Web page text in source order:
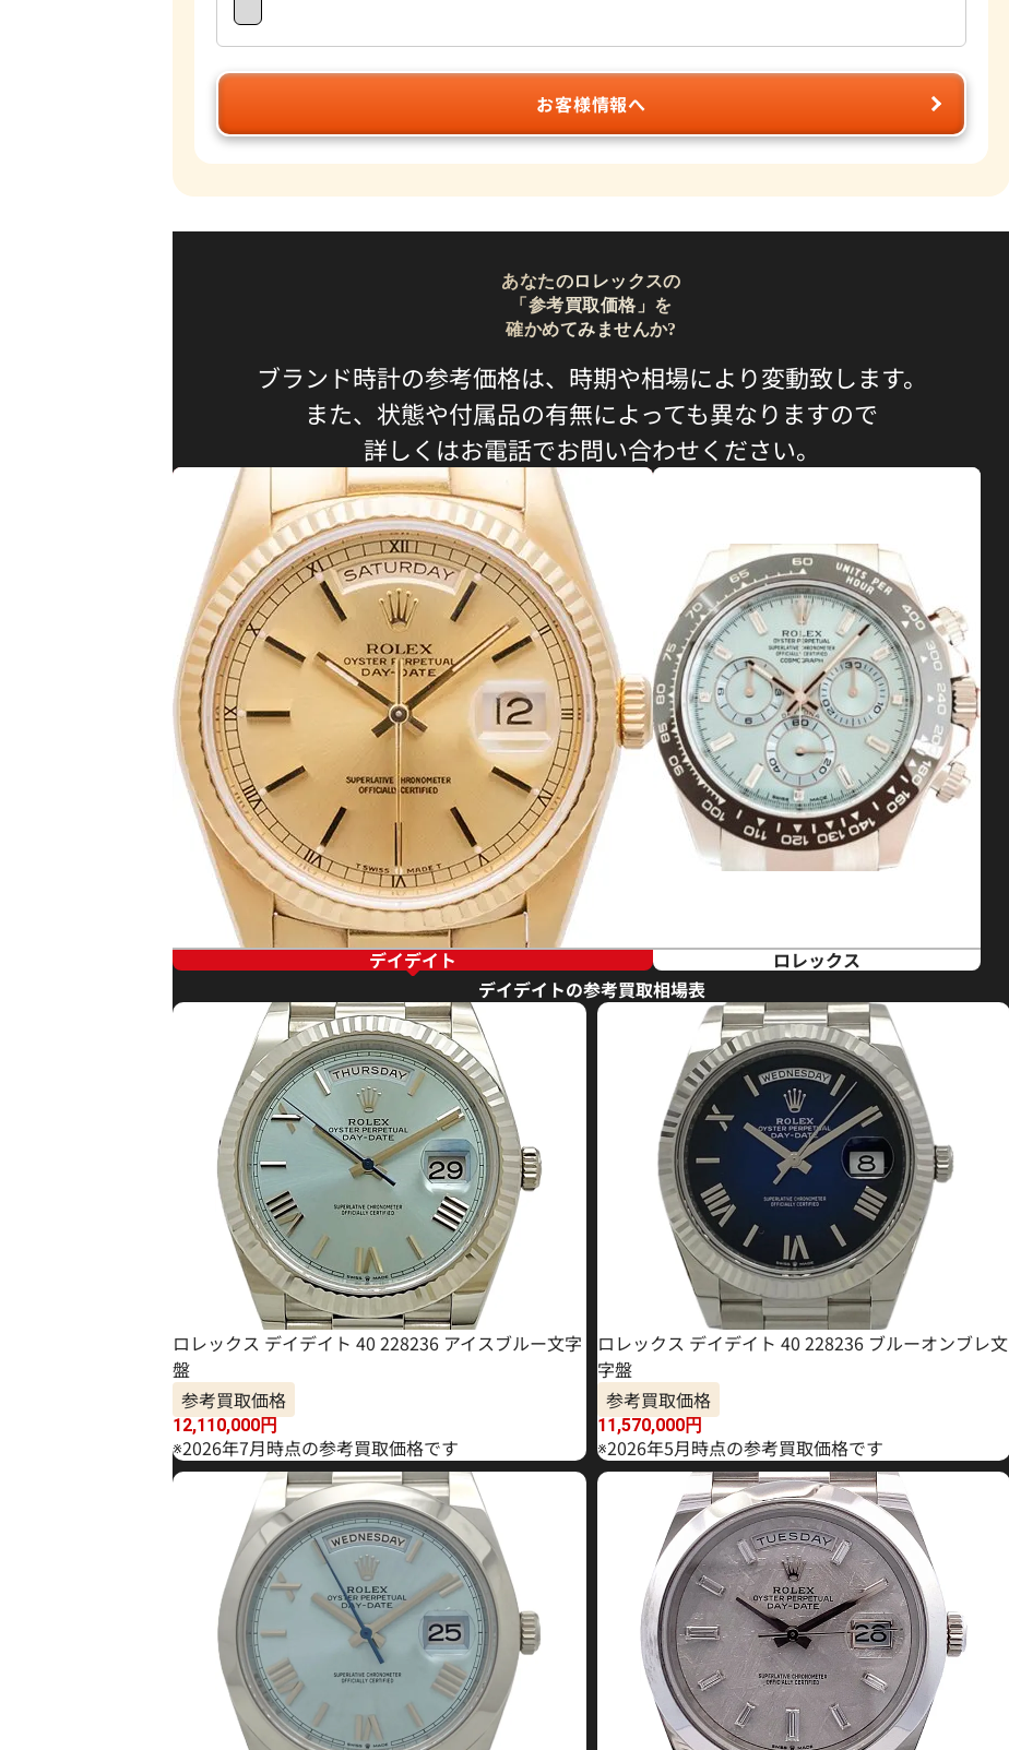
お客様情報へ
あなたのロレックスの
「参考買取価格」を
確かめてみませんか?
ブランド時計の参考価格は、時期や相場により変動致します。
また、状態や付属品の有無によっても異なりますので
詳しくはお電話でお問い合わせください。
デイデイト
ロレックス
デイデイトの参考買取相場表
ロレックス デイデイト 40 228236 アイスブルー文字
盤
参考買取価格
12,110,000円
※2026年7月時点の参考買取価格です
ロレックス デイデイト 40 228236 ブルーオンブレ文
字盤
参考買取価格
11,570,000円
※2026年5月時点の参考買取価格です